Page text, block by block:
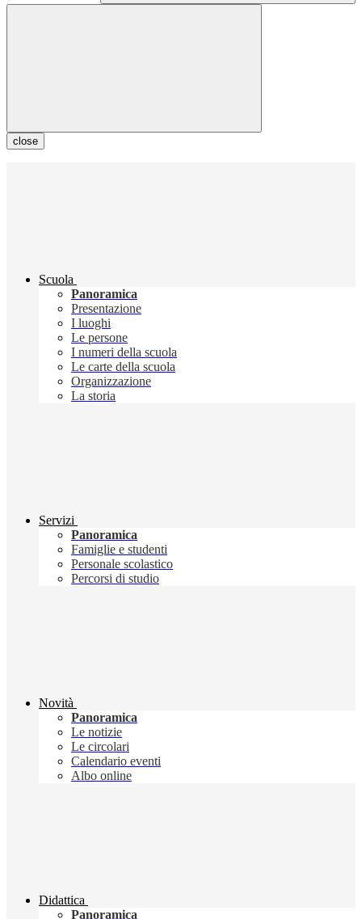
close
Scuola
Panoramica
Presentazione
I luoghi
Le persone
I numeri della scuola
Le carte della scuola
Organizzazione
La storia
Servizi
Panoramica
Famiglie e studenti
Personale scolastico
Percorsi di studio
Novità
Panoramica
Le notizie
Le circolari
Calendario eventi
Albo online
Didattica
Panoramica